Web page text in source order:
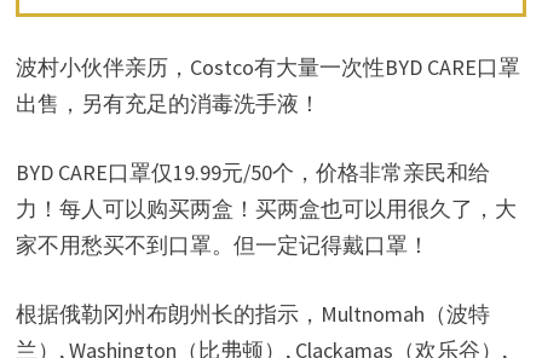
波村小伙伴亲历，Costco有大量一次性BYD CARE口罩
出售，另有充足的消毒洗手液！
BYD CARE口罩仅19.99元/50个，价格非常亲民和给
力！每人可以购买两盒！买两盒也可以用很久了，大
家不用愁买不到口罩。但一定记得戴口罩！
根据俄勒冈州布朗州长的指示，Multnomah（波特
兰）, Washington（比弗顿）, Clackamas（欢乐谷）,